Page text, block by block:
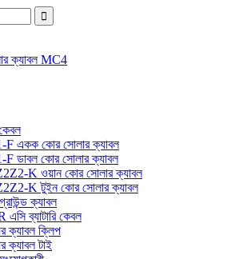
F একক কোর সোলার ক্যাবল
ডাবল কোর সোলার ক্যাবল
K ওয়ান কোর সোলার ক্যাবল
K টুইন কোর সোলার ক্যাবল
ক্যাবল
ব্যাটারি কেবল
ক্যাবল ক্লিপ
ক্যাবল টাই